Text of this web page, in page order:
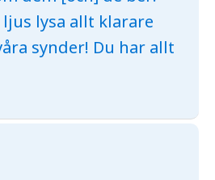
lysa allt klarare
synder! Du har allt